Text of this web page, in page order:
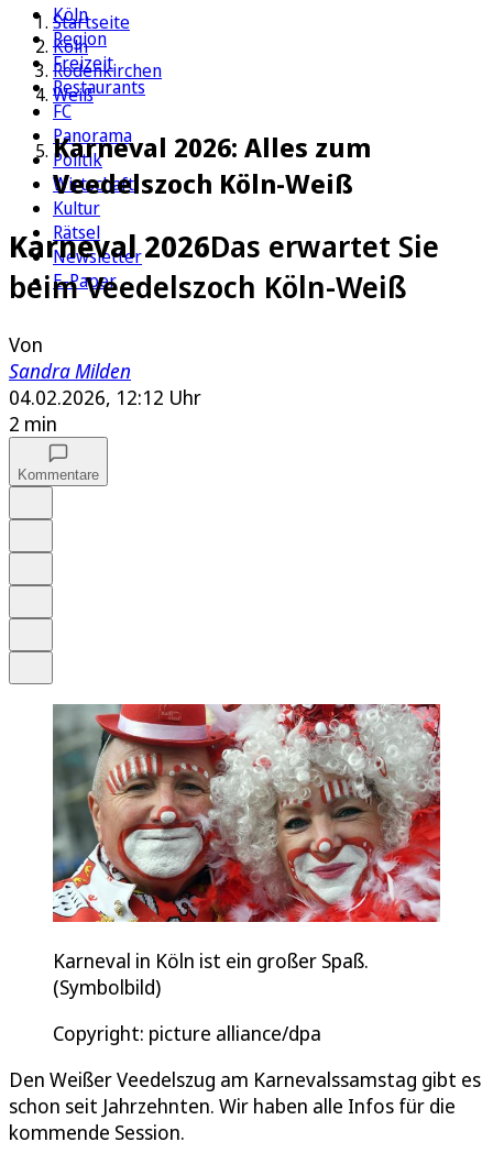
Köln
Region
Freizeit
Restaurants
FC
Panorama
Politik
Wirtschaft
Kultur
Rätsel
Newsletter
E-Paper
Startseite
Köln
Rodenkirchen
Weiß
Karneval 2026: Alles zum
Veedelszoch Köln-Weiß
Karneval 2026Das erwartet Sie
beim Veedelszoch Köln-Weiß
Von
Sandra Milden
04.02.2026, 12:12 Uhr
2 min
Kommentare
Karneval in Köln ist ein großer Spaß.
(Symbolbild)
Copyright: picture alliance/dpa
Den Weißer Veedelszug am Karnevalssamstag gibt es
schon seit Jahrzehnten. Wir haben alle Infos für die
kommende Session.